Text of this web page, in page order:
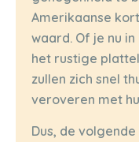
Amerikaanse
waard. Of je nu
het rustige
zullen zich snel
veroveren met
Dus, de